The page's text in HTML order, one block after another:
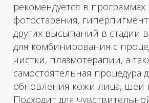
Феруловая кислота оказывает
антиоксидантное действие, защищая
от свободных радикалов и активизируя
витамины Е и С. Обеспечивает защиту
от uva- и uvb-лучей.
Флоретин усиливает проникновение
других активных ингредиентов.
антиоксидантным действием.